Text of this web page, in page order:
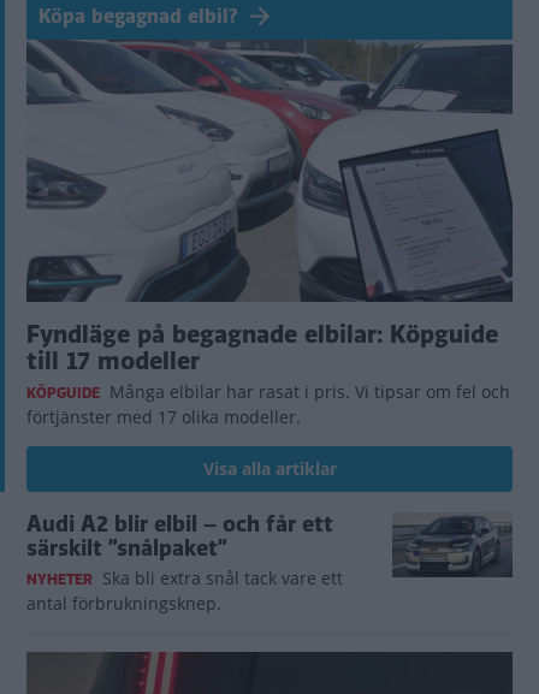
Köpa begagnad elbil?
Fyndläge på begagnade elbilar: Köpguide
till 17 modeller
KÖPGUIDE Många elbilar har rasat i pris. Vi tipsar om fel och
förtjänster med 17 olika modeller.
Visa alla artiklar
Audi A2 blir elbil – och får ett
särskilt ”snålpaket”
NYHETER Ska bli extra snål tack vare ett
antal förbrukningsknep.